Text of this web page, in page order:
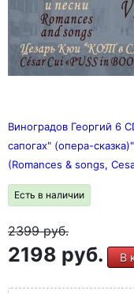
Виноградов Георгий 6
сапогах" (опера-
(Romances & songs,
Есть в наличии
2399руб.
2198 руб. В